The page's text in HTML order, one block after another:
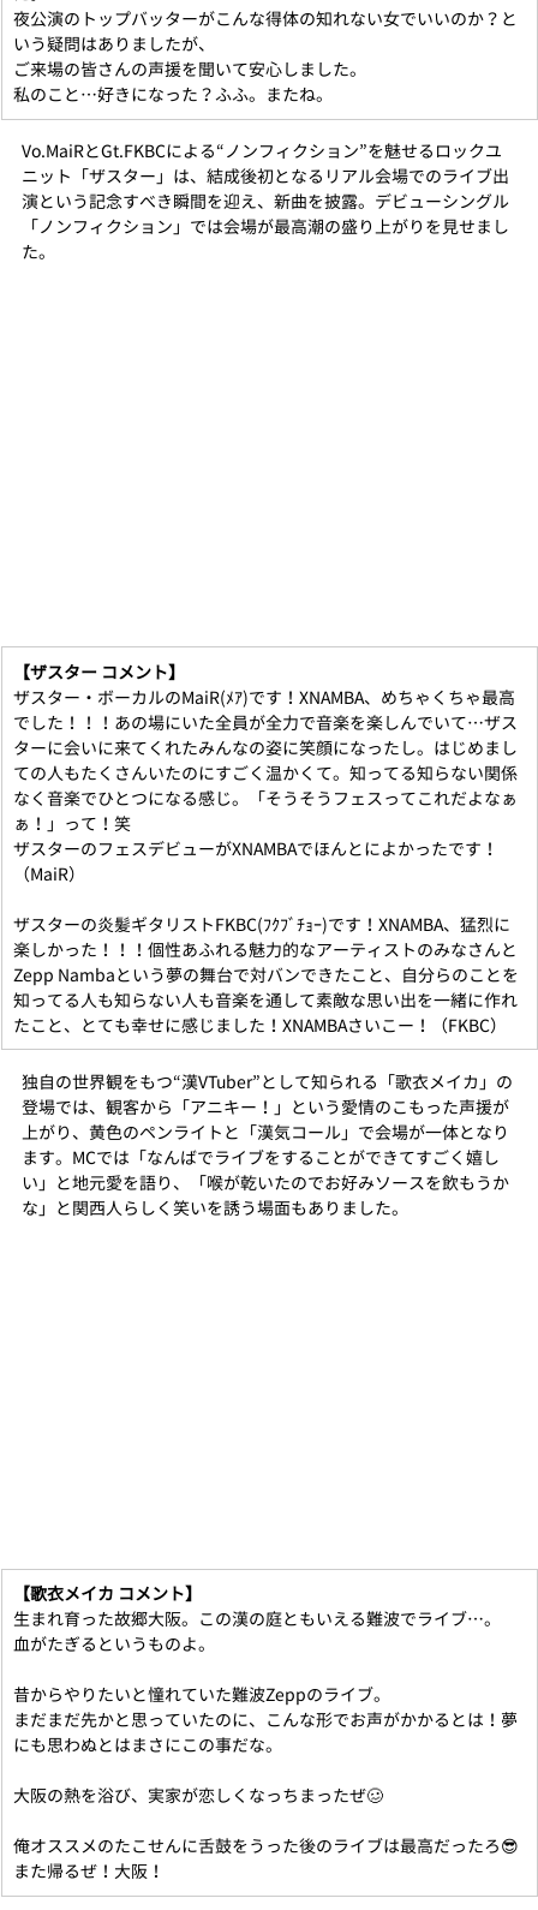
夜公演のトップバッターがこんな得体の知れない女でいいのか？と
いう疑問はありましたが、
ご来場の皆さんの声援を聞いて安心しました。
私のこと…好きになった？ふふ。またね。
Vo.MaiRとGt.FKBCによる“ノンフィクション”を魅せるロックユ
ニット「ザスター」は、結成後初となるリアル会場でのライブ出
演という記念すべき瞬間を迎え、新曲を披露。デビューシングル
「ノンフィクション」では会場が最高潮の盛り上がりを見せまし
た。
【ザスター コメント】
ザスター・ボーカルのMaiR(ﾒｱ)です！XNAMBA、めちゃくちゃ最高
でした！！！あの場にいた全員が全力で音楽を楽しんでいて…ザス
ターに会いに来てくれたみんなの姿に笑顔になったし。はじめまし
ての人もたくさんいたのにすごく温かくて。知ってる知らない関係
なく音楽でひとつになる感じ。「そうそうフェスってこれだよなぁ
ぁ！」って！笑
ザスターのフェスデビューがXNAMBAでほんとによかったです！
（MaiR）
ザスターの炎髪ギタリストFKBC(ﾌｸﾌﾞﾁｮｰ)です！XNAMBA、猛烈に
楽しかった！！！個性あふれる魅力的なアーティストのみなさんと
Zepp Nambaという夢の舞台で対バンできたこと、自分らのことを
知ってる人も知らない人も音楽を通して素敵な思い出を一緒に作れ
たこと、とても幸せに感じました！XNAMBAさいこー！（FKBC）
独自の世界観をもつ“漢VTuber”として知られる「歌衣メイカ」の
登場では、観客から「アニキー！」という愛情のこもった声援が
上がり、黄色のペンライトと「漢気コール」で会場が一体となり
ます。MCでは「なんばでライブをすることができてすごく嬉し
い」と地元愛を語り、「喉が乾いたのでお好みソースを飲もうか
な」と関西人らしく笑いを誘う場面もありました。
【歌衣メイカ コメント】
生まれ育った故郷大阪。この漢の庭ともいえる難波でライブ…。
血がたぎるというものよ。
昔からやりたいと憧れていた難波Zeppのライブ。
まだまだ先かと思っていたのに、こんな形でお声がかかるとは！夢
にも思わぬとはまさにこの事だな。
大阪の熱を浴び、実家が恋しくなっちまったぜ🥴
俺オススメのたこせんに舌鼓をうった後のライブは最高だったろ😎
また帰るぜ！大阪！